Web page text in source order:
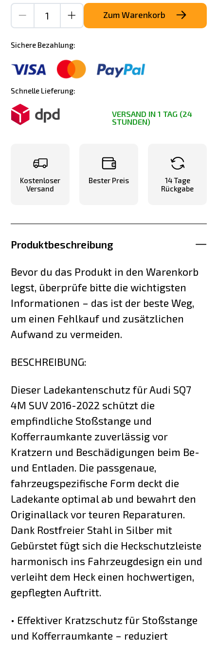
Zum Warenkorb
Sichere Bezahlung:
Schnelle Lieferung:
VERSAND IN 1 TAG (24
STUNDEN)
Kostenloser
Versand
Bester Preis
14 Tage
Rückgabe
Produktbeschreibung
Bevor du das Produkt in den Warenkorb
legst, überprüfe bitte die wichtigsten
Informationen – das ist der beste Weg,
um einen Fehlkauf und zusätzlichen
Aufwand zu vermeiden.
BESCHREIBUNG:
Dieser Ladekantenschutz für Audi SQ7
4M SUV 2016-2022 schützt die
empfindliche Stoßstange und
Kofferraumkante zuverlässig vor
Kratzern und Beschädigungen beim Be-
und Entladen. Die passgenaue,
fahrzeugspezifische Form deckt die
Ladekante optimal ab und bewahrt den
Originallack vor teuren Reparaturen.
Dank Rostfreier Stahl in Silber mit
Gebürstet fügt sich die Heckschutzleiste
harmonisch ins Fahrzeugdesign ein und
verleiht dem Heck einen hochwertigen,
gepflegten Auftritt.
• Effektiver Kratzschutz für Stoßstange
und Kofferraumkante – reduziert